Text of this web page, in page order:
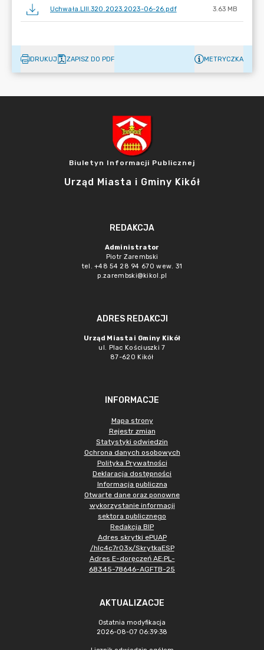
Uchwała.LIII.320.2023.2023-06-26.pdf 3.63 MB
DRUKUJ ZAPISZ DO PDF METRYCZKA
Biuletyn Informacji Publicznej
Urząd Miasta i Gminy Kikół
REDAKCJA
Administrator
Piotr Zarembski
tel. +48 54 28 94 670 wew. 31
p.zarembski@kikol.pl
ADRES REDAKCJI
Urząd Miasta i Gminy Kikół
ul. Plac Kościuszki 7
87-620 Kikół
INFORMACJE
Mapa strony
Rejestr zmian
Statystyki odwiedzin
Ochrona danych osobowych
Polityka Prywatności
Deklaracja dostępności
Informacja publiczna
Otwarte dane oraz ponowne
wykorzystanie informacji
sektora publicznego
Redakcja BIP
Adres skrytki ePUAP
/hlc4c7r03x/SkrytkaESP
Adres E-doręczeń AE:PL-
68345-78646-AGFTB-25
AKTUALIZACJE
Ostatnia modyfikacja
2026-08-07 06:39:38